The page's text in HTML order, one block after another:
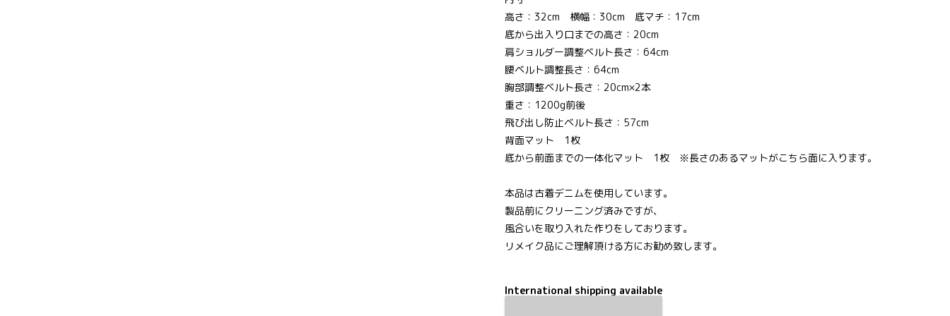
高さ：32cm 横幅：30cm 底マチ：17cm
底から出入り口までの高さ：20cm
肩ショルダー調整ベルト長さ：64cm
腰ベルト調整長さ：64cm
胸部調整ベルト長さ：20cm×2本
重さ：1200g前後
飛び出し防止ベルト長さ：57cm
背面マット 1枚
底から前面までの一体化マット 1枚 ※長さのあるマットがこちら面に入ります。
本品は古着デニムを使用しています。
製品前にクリーニング済みですが、
風合いを取り入れた作りをしております。
リメイク品にご理解頂ける方にお勧め致します。
International shipping available